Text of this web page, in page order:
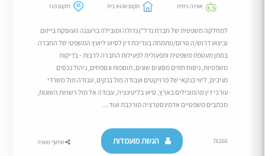
אווירה כיפית מקום שהוא בית מיקום פגז
למחלקה משפטית של חברת נדל"ן גדולה ומובילה ברעננה העוסקת בייזום
וביצוע דרוש/ה טרום/מתמחה בעריכת דין לסיוע ליועץ המשפטי של החברה
במתן מעטפת משפטית ותפעולית לפעילות החברה לרבות - בדיקות
משפטיות, ניסוח חוזים מסוגים שונים, תוספות ונספחים, ניהול נכסים
מניבים, ליווי בנקאי של פרויקטים ועבודה מול בנקים, עבודה מול משרדי
עורכי דין מהמובילים בארץ, סיוע בליטיגציה, עבודה אל מול רשויות השונות,
מכתבים משפטיים אדמינסטרציה מורכבת ועוד....
76266 הגשת מועמדות שיתוף משרה